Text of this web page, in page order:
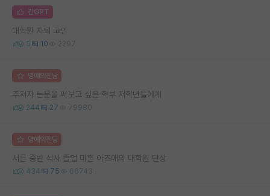
김GPT
대학원 자퇴 고민
5 10 2297
명예의전당
주저자 논문을 써보고 싶은 학부 저학년들에게
244 27 79980
명예의전당
서른 중반 석사 졸업 미혼 아즈매의 대학원 단상
434 75 66743